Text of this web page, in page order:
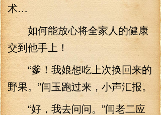
术…
如何能放心将全家人的健康
交到他手上！
“爹！我娘想吃上次换回来的
野果。”闫玉跑过来，小声汇报。
“好，我去问问。”闫老二应